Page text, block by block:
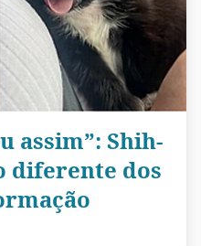
assim”: Shih-
diferente dos